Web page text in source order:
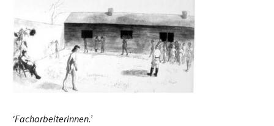
‘Facharbeiterinnen.’